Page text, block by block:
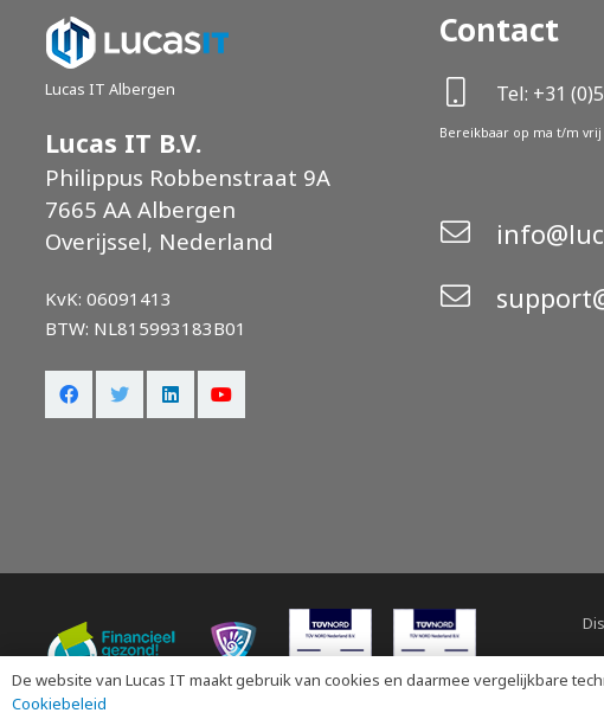
Lucas IT Albergen
Lucas IT B.V.
Philippus Robbenstraat 9A
7665 AA Albergen
Overijssel, Nederland
KvK: 06091413
BTW: NL815993183B01
Contact
Tel: +31
Bereikbaar op ma t/m vrij
De website van Lucas IT maakt gebruik van cookies en daarmee vergelijkbare
Cookiebeleid